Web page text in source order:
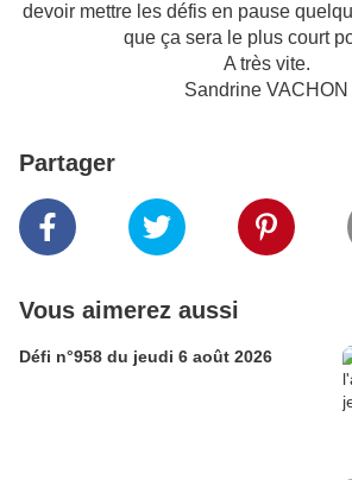
devoir mettre les défis en pause
que ça sera le plus court
A très vite.
Sandrine VACHON
Partager
Vous aimerez aussi
Défi n°958 du jeudi 6 août 2026